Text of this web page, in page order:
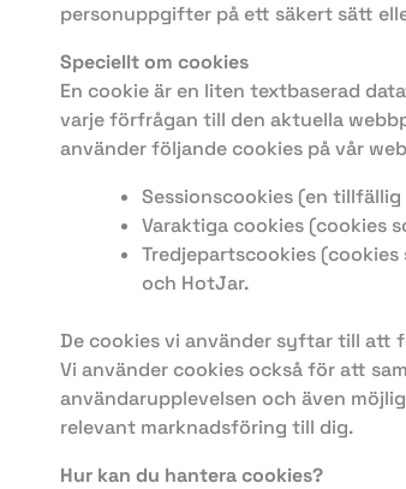
personuppgifter på ett säkert sätt
Speciellt om cookies
En cookie är en liten textbaserad
varje förfrågan till den aktuella
använder följande cookies på vår
Sessionscookies (en
Varaktiga cookies (cookies
Tredjepartscookies
och HotJar.
De cookies vi använder syftar till att
Vi använder cookies också för att
användarupplevelsen och även
relevant marknadsföring till dig.
Hur kan du hantera cookies?